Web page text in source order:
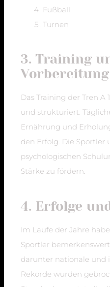
Fußball
Turnen
3. Training
Vorbereitung
Das Training der Tren
und strukturiert.
Ernährung und
den Erfolg. Die Sportler
psychologischen
Stärke zu fördern.
4. Erfolge
Im Laufe der Jahre
Sportler
darunter nationale und
Rekorde wurden